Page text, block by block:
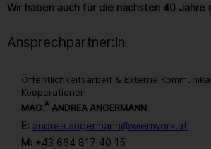
Wir haben auch für die nächsten 40 Jahre
Ansprechpartner:in
Öffentlichkeitsarbeit & Externe
Kooperationen
MAG.A ANDREA ANGERMANN
E: andrea.angermann@wienwork.at
M: +43 664 817 40 15